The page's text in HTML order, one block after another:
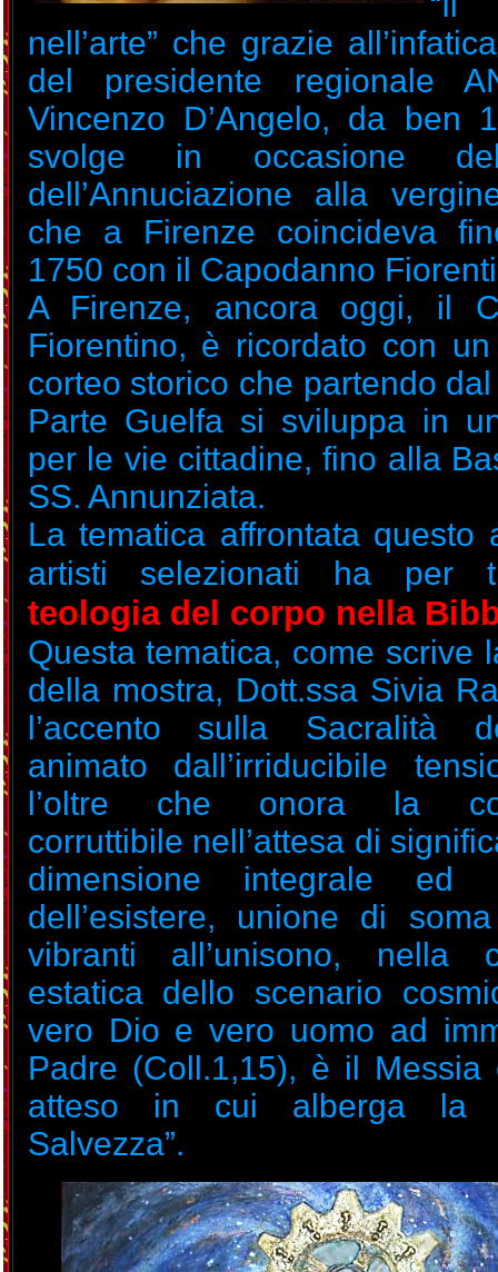
nell’arte” che grazie
del presidente regionale
Vincenzo D’Angelo, da ben
svolge in occasione
dell’Annuciazione alla
che a Firenze coincideva
1750 con il Capodanno
A Firenze, ancora oggi, il
Fiorentino, è ricordato con
corteo storico che partendo
Parte Guelfa si sviluppa in
per le vie cittadine, fino alla
SS. Annunziata.
La tematica affrontata questo
artisti selezionati ha per
teologia del corpo nella
Questa tematica, come scrive
della mostra, Dott.ssa Sivia
l’accento sulla Sacralità
animato dall’irriducibile
l’oltre che onora la
corruttibile nell’attesa di
dimensione integrale ed
dell’esistere, unione di
vibranti all’unisono, nella
estatica dello scenario
vero Dio e vero uomo ad
Padre (Coll.1,15), è il Messia
atteso in cui alberga la
Salvezza”.